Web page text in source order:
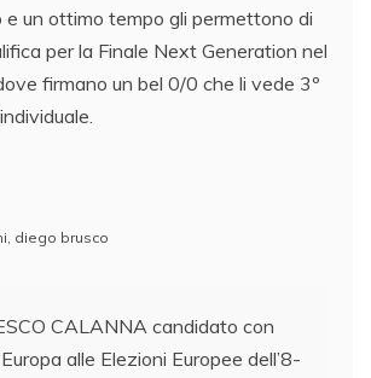
e un ottimo tempo gli permettono di
per la Finale Next Generation nel
firmano un bel 0/0 che li vede 3º
, diego brusco
CALANNA candidato con
alle Elezioni Europee dell’8-